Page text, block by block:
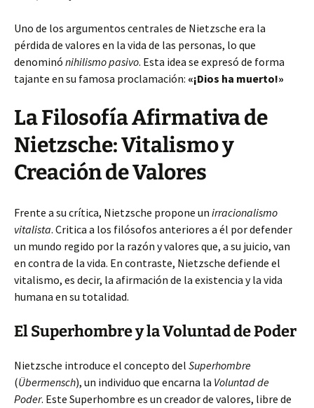
Uno de los argumentos centrales de Nietzsche era la
pérdida de valores en la vida de las personas, lo que
denominó nihilismo pasivo. Esta idea se expresó de forma
tajante en su famosa proclamación: «¡Dios ha muerto!»
La Filosofía Afirmativa de
Nietzsche: Vitalismo y
Creación de Valores
Frente a su crítica, Nietzsche propone un irracionalismo
vitalista. Critica a los filósofos anteriores a él por defender
un mundo regido por la razón y valores que, a su juicio, van
en contra de la vida. En contraste, Nietzsche defiende el
vitalismo, es decir, la afirmación de la existencia y la vida
humana en su totalidad.
El Superhombre y la Voluntad de Poder
Nietzsche introduce el concepto del Superhombre
(Übermensch), un individuo que encarna la Voluntad de
Poder. Este Superhombre es un creador de valores, libre de